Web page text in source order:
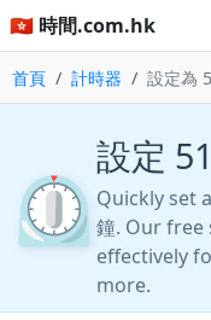
🇭🇰 時間.com.hk
首頁 計時器 設定為
⏲️
設定
Quickly set
鐘. Our free
effectively
more.